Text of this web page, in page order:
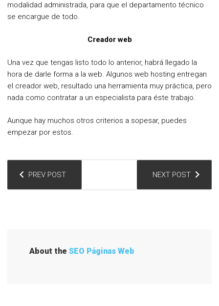
modalidad administrada, para que el departamento técnico
se encargue de todo.
Creador web
Una vez que tengas listo todo lo anterior, habrá llegado la
hora de darle forma a la web. Algunos web hosting entregan
el creador web, resultado una herramienta muy práctica, pero
nada como contratar a un especialista para éste trabajo.
Aunque hay muchos otros criterios a sopesar, puedes
empezar por estos.
a
PREV POST NEXT POST
About the SEO Páginas Web